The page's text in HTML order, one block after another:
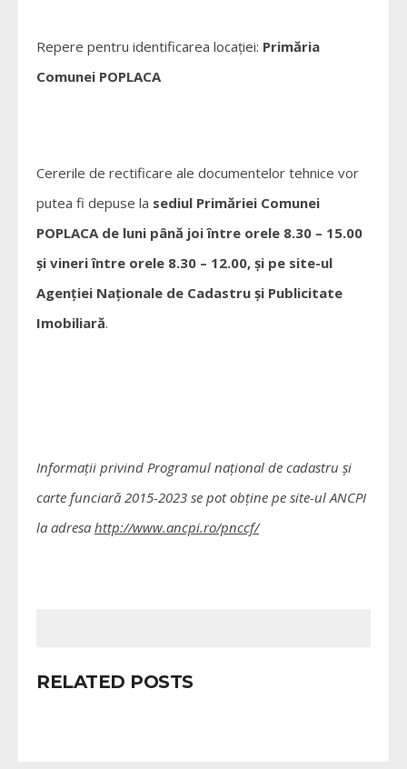
Repere pentru identificarea locației: Primăria
Comunei POPLACA
Cererile de rectificare ale documentelor tehnice vor
putea fi depuse la sediul Primăriei Comunei
POPLACA de luni până joi între orele 8.30 – 15.00
și vineri între orele 8.30 – 12.00, și pe site-ul
Agenției Naționale de Cadastru și Publicitate
Imobiliară.
Informații privind Programul național de cadastru și
carte funciară 2015-2023 se pot obține pe site-ul ANCPI
la adresa http://www.ancpi.ro/pnccf/
RELATED POSTS